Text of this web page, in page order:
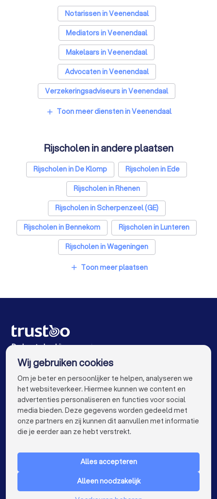
Notarissen in Veenendaal
Mediators in Veenendaal
Makelaars in Veenendaal
Advocaten in Veenendaal
Verzekeringsadviseurs in Veenendaal
Financieel adviseurs in Veenendaal
Relatietherapeuten in Veenendaal
Psychologen in Veenendaal
Belastingadviseurs in Veenendaal
Hypotheekadviseurs in Veenendaal
Personal trainers in Veenendaal
Diëtisten in Veenendaal
add Toon meer diensten in Veenendaal
Rijscholen in andere plaatsen
Rijscholen in De Klomp
Rijscholen in Ede
Rijscholen in Rhenen
Rijscholen in Scherpenzeel (GE)
Rijscholen in Bennekom
Rijscholen in Lunteren
Rijscholen in Wageningen
Rijscholen in Woudenberg
Rijscholen in Barneveld
Rijscholen in Utrecht
Rijscholen in Tilburg
Rijscholen in Groningen
Rijscholen in Almere
Rijscholen in Nijmegen
Rijscholen in Enschede
Rijscholen in Haarlem
Rijscholen in Arnhem
Rijscholen in Amersfoort
Rijscholen in Apeldoorn
Rijscholen in Leiden
Rijscholen in Dordrecht
Rijscholen in Zoetermeer
add Toon meer plaatsen
De beste bedrijven voor jou
VOOR PARTICULIEREN keyboard_arrow_down
Nederland
Wij gebruiken cookies
Om je beter en persoonlijker te helpen, analyseren we
het websiteverkeer. Hiermee kunnen we content en
advertenties personaliseren en functies voor social
media bieden. Deze gegevens worden gedeeld met
onze partners en zij kunnen dit aanvullen met informatie
die je eerder aan ze hebt verstrekt.
Alles accepteren
Alleen noodzakelijk